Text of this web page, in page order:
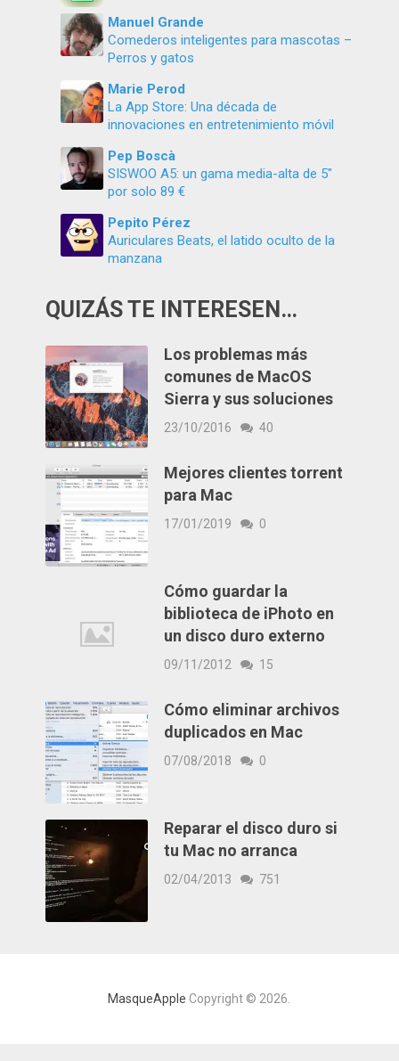
Manuel Grande
Comederos inteligentes para mascotas –
Perros y gatos
Marie Perod
La App Store: Una década de
innovaciones en entretenimiento móvil
Pep Boscà
SISWOO A5: un gama media-alta de 5″
por solo 89 €
Pepito Pérez
Auriculares Beats, el latido oculto de la
manzana
QUIZÁS TE INTERESEN…
Los problemas más
comunes de MacOS
Sierra y sus soluciones
23/10/2016 40
Mejores clientes torrent
para Mac
17/01/2019 0
Cómo guardar la
biblioteca de iPhoto en
un disco duro externo
09/11/2012 15
Cómo eliminar archivos
duplicados en Mac
07/08/2018 0
Reparar el disco duro si
tu Mac no arranca
02/04/2013 751
MasqueApple Copyright © 2026.